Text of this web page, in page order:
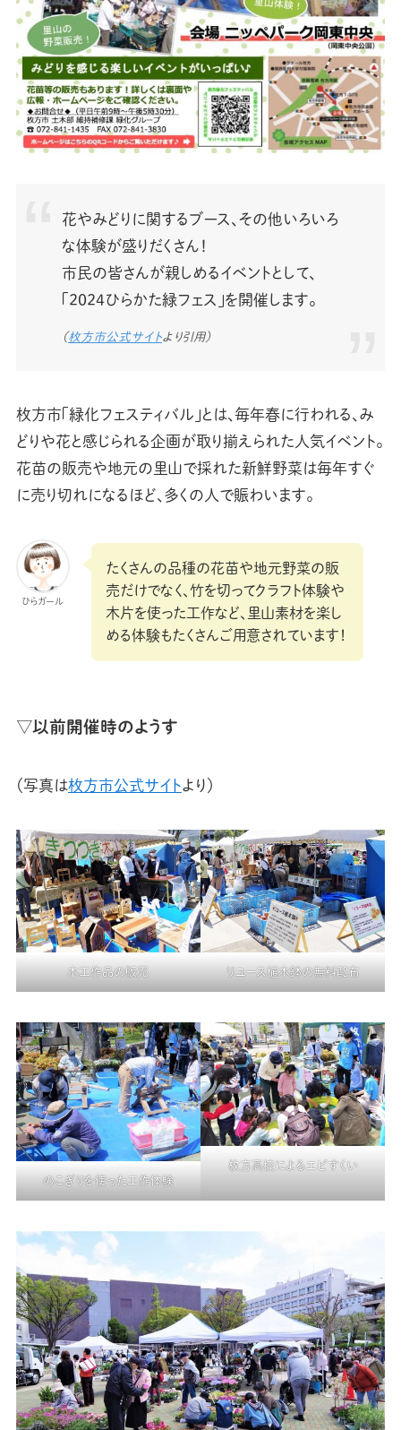
花やみどりに関するブース、その他いろいろ
な体験が盛りだくさん！
市民の皆さんが親しめるイベントとして、
「2024ひらかた緑フェス」を開催します。
（枚方市公式サイトより引用）
枚方市「緑化フェスティバル」とは、毎年春に行われる、み
どりや花と感じられる企画が取り揃えられた人気イベント。
花苗の販売や地元の里山で採れた新鮮野菜は毎年すぐ
に売り切れになるほど、多くの人で賑わいます。
ひらガール
たくさんの品種の花苗や地元野菜の販
売だけでなく、竹を切ってクラフト体験や
木片を使った工作など、里山素材を楽し
める体験もたくさんご用意されています！
▽以前開催時のようす
（写真は枚方市公式サイトより）
木工作品の販売 リユース植木鉢の無料配布
のこぎりを使った工作体験
枚方高校によるエビすくい